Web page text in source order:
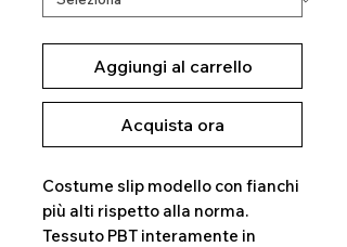
Aggiungi al carrello
Acquista ora
Costume slip modello con fianchi
più alti rispetto alla norma.
Tessuto PBT interamente in